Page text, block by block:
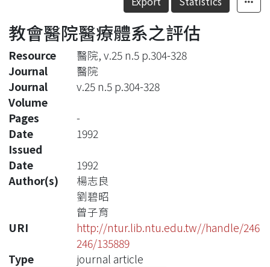
Statistics
教會醫院醫療體系之評估
Resource
醫院, v.25 n.5 p.304-328
Journal
醫院
Journal
Volume
v.25 n.5 p.304-328
Pages
-
Date
Issued
1992
Date
1992
Author(s)
楊志良
劉碧昭
曾子育
URI
http://ntur.lib.ntu.edu.tw//handle/246
246/135889
Type
journal article